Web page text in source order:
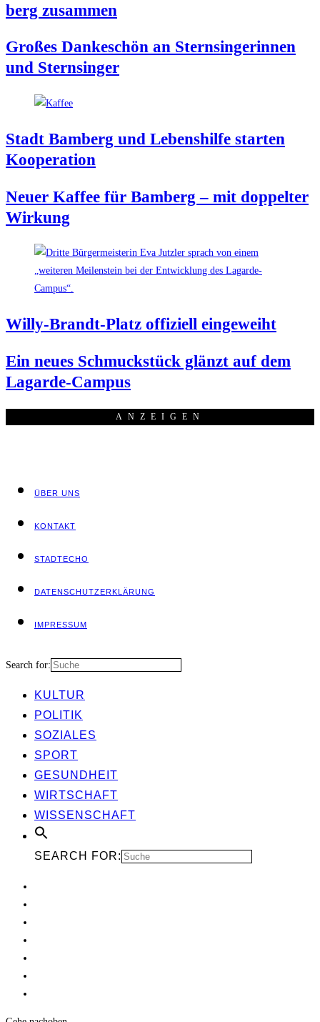
berg zusammen
Gro­ßes Dan­ke­schön an Stern­sin­ge­rin­nen
und Sternsinger
Stadt Bam­berg und Lebens­hil­fe star­ten
Kooperation
Neu­er Kaf­fee für Bam­berg – mit dop­pel­ter
Wirkung
Wil­ly-Brandt-Platz offi­zi­ell eingeweiht
Ein neu­es Schmuck­stück glänzt auf dem
Lagarde-Campus
ANZEI­GEN
ÜBER UNS
KON­TAKT
STADT­ECHO
DATEN­SCHUTZ­ER­KLÄ­RUNG
IMPRES­SUM
Search for:
KUL­TUR
POLI­TIK
SOZIA­LES
SPORT
GESUND­HEIT
WIRT­SCHAFT
WIS­SEN­SCHAFT
SEARCH FOR: